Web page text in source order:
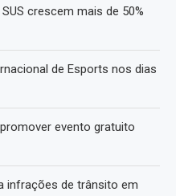
crescem mais de 50%
de Esports nos dias
evento gratuito
infrações de trânsito em